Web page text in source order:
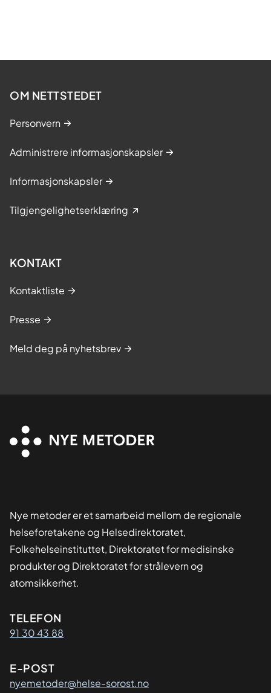
OM NETTSTEDET
Personvern
Administrere informasjonskapsler
Informasjonskapsler
Tilgjengelighetserklæring
KONTAKT
Kontaktliste
Presse
Meld deg på nyhetsbrev
Nye metoder er et samarbeid mellom de regionale
helseforetakene og Helsedirektoratet,
Folkehelseinstituttet, Direktoratet for medisinske
produkter og Direktoratet for strålevern og
atomsikkerhet.
Kontaktinformasjon
TELEFON
91 30 43 88
E-POST
nyemetoder@helse-sorost.no